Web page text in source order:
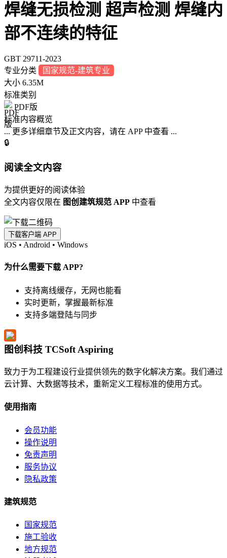
焊缝无损检测 超声检测 焊缝内
部不连续的特征
GBT 29711-2023
专业分类
国家规范-建筑专业
大小 6.35M
标准类别
PDF版
标准内容概览
... 更多详细章节及正文内容，请在 APP 中查看 ...
🔒
阅读全文内容
为提供更好的阅读体验
全文内容仅限在 图创建筑规范 APP 中查看
下载客户端 APP
iOS • Android • Windows
为什么需要下载 APP?
支持离线缓存，无网也能看
实时更新，掌握最新标准
支持多端登陆与同步
图创科技 TCSoft Aspiring
致力于为工程建设行业提供领先的数字化解决方案。我们通过
云计算、大数据等技术，重新定义工程标准的使用方式。
使用指南
会员功能
操作说明
免责声明
服务协议
隐私政策
建筑规范
国家规范
施工验收
地方规范